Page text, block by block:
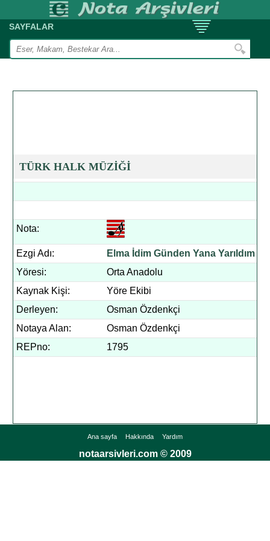
SAYFALAR
TÜRK HALK MÜZİĞİ
Nota:
Ezgi Adı:
Elma İdim Günden Yana Yarıldım
Yöresi:
Orta Anadolu
Kaynak Kişi:
Yöre Ekibi
Derleyen:
Osman Özdenkçi
Notaya Alan:
Osman Özdenkçi
REPno:
1795
Ana sayfa Hakkında Yardım
notaarsivleri.com © 2009